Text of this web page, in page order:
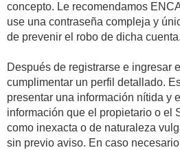
concepto. Le recomendamos
use una contraseña compleja y
de prevenir el robo de dicha cuenta.
Después de registrarse e ingresar
cumplimentar un perfil detallado.
presentar una información nítida y
información que el propietario o el
como inexacta o de naturaleza
sin previo aviso. En caso